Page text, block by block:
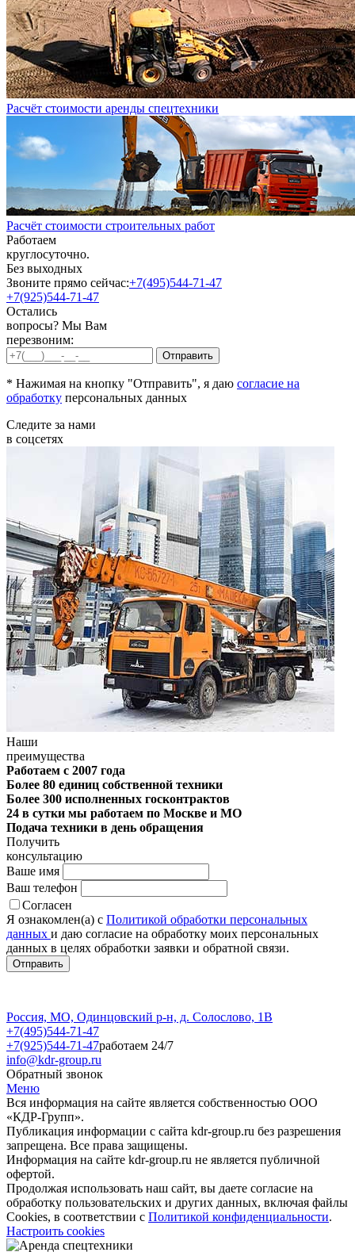
Расчёт стоимости аренды спецтехники
Расчёт стоимости строительных работ
Работаем
круглосуточно.
Без выходных
Звоните прямо сейчас:+7(495)544-71-47
+7(925)544-71-47
Остались
вопросы? Мы Вам
перезвоним:
* Нажимая на кнопку "Отправить", я даю согласие на
обработку персональных данных
Следите за нами
в соцсетях
Наши
преимущества
Работаем с 2007 года
Более 80 единиц собственной техники
Более 300 исполненных госконтрактов
24 в сутки мы работаем по Москве и МО
Подача техники в день обращения
Получить
консультацию
Ваше имя
Ваш телефон
Согласен
Я ознакомлен(а) с Политикой обработки персональных
данных и даю согласие на обработку моих персональных
данных в целях обработки заявки и обратной связи.
Россия, МО, Одинцовский р-н, д. Солослово, 1В
+7(495)544-71-47
+7(925)544-71-47работаем 24/7
info@kdr-group.ru
Обратный звонок
Меню
Вся информация на сайте является собственностью ООО
«КДР-Групп».
Публикация информации с сайта kdr-group.ru без разрешения
запрещена. Все права защищены.
Информация на сайте kdr-group.ru не является публичной
офертой.
Продолжая использовать наш сайт, вы даете согласие на
обработку пользовательских и других данных, включая файлы
Cookies, в соответствии с Политикой конфиденциальности.
Настроить cookies